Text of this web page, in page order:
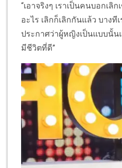
“เอาจริงๆ เราเป็นคนบอกเลิ
อะไร เลิกก็เลิกกันแล้ว บางที
ประกาศว่าผู้หญิงเป็นแบบนั้น
มีชีวิตที่ดี”